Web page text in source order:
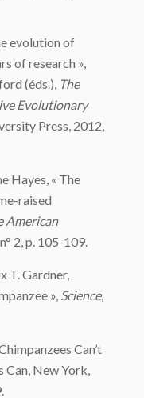
evolution of
of research »,
(éds.), The
Evolutionary
Press, 2012,
Hayes, « The
raised
American
2, p. 105-109.
T. Gardner,
», Science,
Can’t
Can, New York,